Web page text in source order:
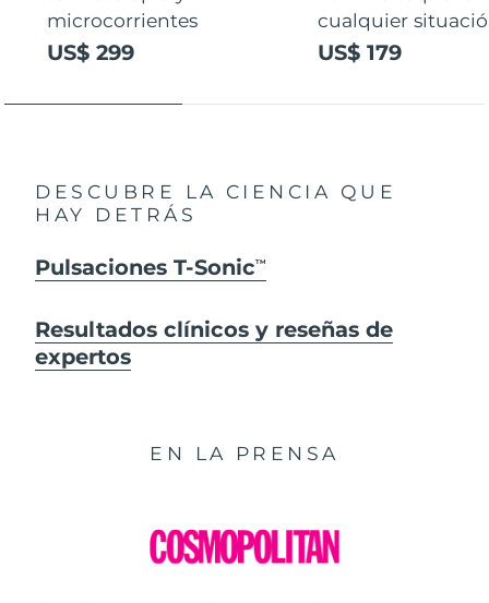
microcorrientes
US$ 299
cualquier
US$ 179
DESCUBRE LA CIENCIA QUE
HAY DETRÁS
Pulsaciones T-SonicTM
Resultados clínicos y reseñas de
expertos
EN LA PRENSA